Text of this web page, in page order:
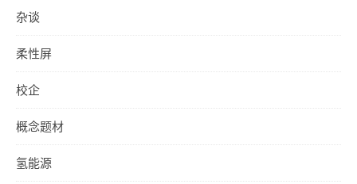
杂谈
柔性屏
校企
概念题材
氢能源